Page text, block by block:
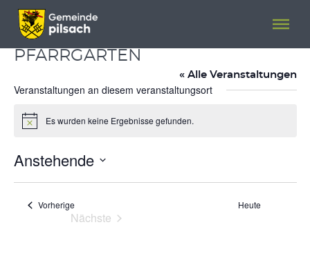
Menü überspringen
Menü überspringen
PFARRGARTEN
« Alle Veranstaltungen
Veranstaltungen an diesem veranstaltungsort
HinweisEs wurden keine Ergebnisse gefunden.
Anstehende
VorherigeVeranstaltungen Heute
Nächste